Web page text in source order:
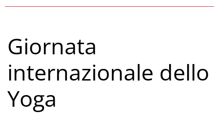
Giornata
internazionale dello
Yoga